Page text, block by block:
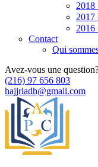
Contact
Qui
Avez-vous une
(216) 97 656 803
hajjriadh@gmail.com